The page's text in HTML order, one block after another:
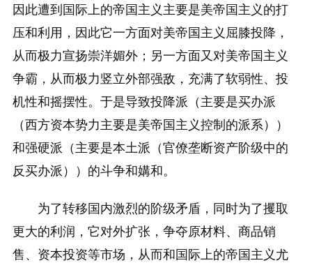
因此遭到国际上的帝国主义主要是美帝国主义的打
压和利用，因此它一方面对美帝国主义屈膝投降，
从而极力宣扬崇洋媚外；另一方面又对美帝国主义
争霸，从而极力竖立外部强敌，充满了软弱性、投
机性和摇摆性。于是导致投降派（主要是买办派
（西方资本势力主要是美帝国主义控制的派系））
和强硬派（主要是本土派（官僚垄断资产阶级中的
反买办派））的斗争和媾和。
为了转移国内激烈的阶级矛盾，同时为了攫取
更大的利润，它对外扩张，争夺原材料、商品销
售、资本投资等市场，从而和国际上的帝国主义尤